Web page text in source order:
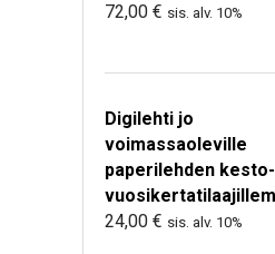
72,00 € sis. alv. 10%
Digilehti jo
voimassaoleville
paperilehden
24,00 € sis. alv. 10%